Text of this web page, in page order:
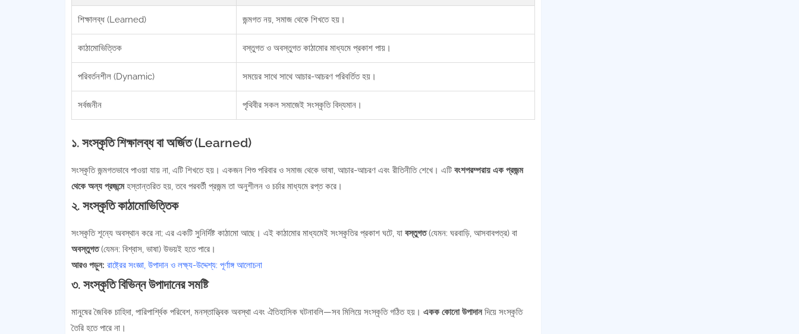
শিক্ষালব্ধ (Learned) জন্মগত নয়, সমাজ থেকে শিখতে হয়।
কাঠামোভিত্তিক বস্তুগত ও অবস্তুগত কাঠামোর মাধ্যমে প্রকাশ পায়।
পরিবর্তনশীল (Dynamic) সময়ের সাথে সাথে আচার-আচরণ পরিবর্তিত হয়।
সর্বজনীন পৃথিবীর সকল সমাজেই সংস্কৃতি বিদ্যমান।
১. সংস্কৃতি শিক্ষালব্ধ বা অর্জিত (Learned)
সংস্কৃতি জন্মগতভাবে পাওয়া যায় না, এটি শিখতে হয়। একজন শিশু পরিবার ও সমাজ থেকে ভাষা, আচার-আচরণ এবং রীতিনীতি শেখে। এটি বংশপরম্পরায় এক প্রজন্ম
থেকে অন্য প্রজন্মেহস্তান্তরিত হয়, তবে পরবর্তী প্রজন্ম তা অনুশীলন ও চর্চার মাধ্যমে রপ্ত করে।
২. সংস্কৃতি কাঠামোভিত্তিক
সংস্কৃতি শূন্যে অবস্থান করে না; এর একটি সুনির্দিষ্ট কাঠামো আছে। এই কাঠামোর মাধ্যমেই সংস্কৃতির প্রকাশ ঘটে, যা বস্তুগত(যেমন: ঘরবাড়ি, আসবাবপত্র) বা
অবস্তুগত(যেমন: বিশ্বাস, ভাষা) উভয়ই হতে পারে।
আরও পড়ুন: রাষ্ট্রের সংজ্ঞা, উপাদান ও লক্ষ্য-উদ্দেশ্য: পূর্ণাঙ্গ আলোচনা
৩. সংস্কৃতি বিভিন্ন উপাদানের সমষ্টি
মানুষের জৈবিক চাহিদা, পারিপার্শ্বিক পরিবেশ, মনস্তাত্ত্বিক অবস্থা এবং ঐতিহাসিক ঘটনাবলি—সব মিলিয়ে সংস্কৃতি গঠিত হয়। একক কোনো উপাদানদিয়ে সংস্কৃতি
তৈরি হতে পারে না।